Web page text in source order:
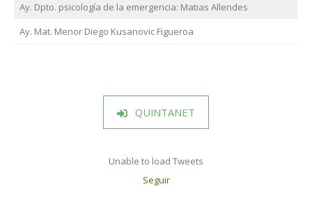
Ay. Dpto. psicología de la emergencia: Matias Allendes
Ay. Mat. Menor Diego Kusanovic Figueroa
QUINTANET
Unable to load Tweets
Seguir